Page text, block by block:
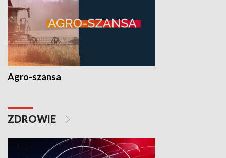
Agro-szansa
ZDROWIE